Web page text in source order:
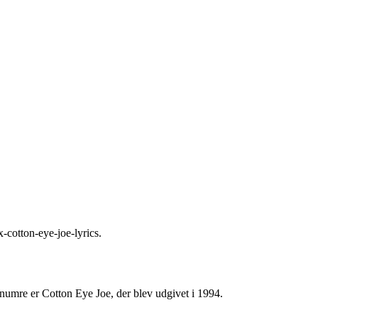
cotton-eye-joe-lyrics.
er Cotton Eye Joe, der blev udgivet i 1994.